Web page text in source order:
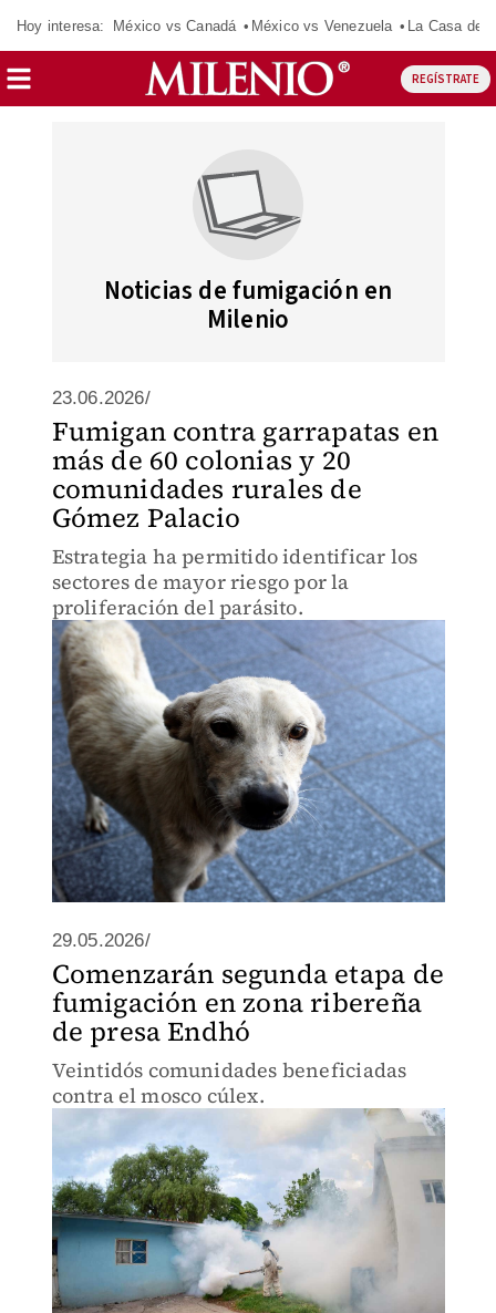
Hoy interesa: México vs Canadá México vs Venezuela La Casa de
REGÍSTRATE
Noticias de fumigación en
Milenio
23.06.2026/
Fumigan contra garrapatas en
más de 60 colonias y 20
comunidades rurales de
Gómez Palacio
Estrategia ha permitido identificar los
sectores de mayor riesgo por la
proliferación del parásito.
29.05.2026/
Comenzarán segunda etapa de
fumigación en zona ribereña
de presa Endhó
Veintidós comunidades beneficiadas
contra el mosco cúlex.